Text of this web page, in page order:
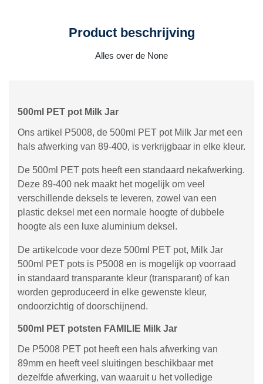
Product beschrijving
Alles over de None
500ml PET pot Milk Jar
Ons artikel P5008, de 500ml PET pot Milk Jar met een
hals afwerking van 89-400, is verkrijgbaar in elke kleur.
De 500ml PET pots heeft een standaard nekafwerking.
Deze 89-400 nek maakt het mogelijk om veel
verschillende deksels te leveren, zowel van een
plastic deksel met een normale hoogte of dubbele
hoogte als een luxe aluminium deksel.
De artikelcode voor deze 500ml PET pot, Milk Jar
500ml PET pots is P5008 en is mogelijk op voorraad
in standaard transparante kleur (transparant) of kan
worden geproduceerd in elke gewenste kleur,
ondoorzichtig of doorschijnend.
500ml PET potsten FAMILIE Milk Jar
De P5008 PET pot heeft een hals afwerking van
89mm en heeft veel sluitingen beschikbaar met
dezelfde afwerking, van waaruit u het volledige